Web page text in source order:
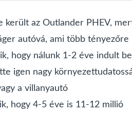
került az Outlander PHEV,
autóvá, ami több tényezőre
hogy nálunk 1-2 éve indult be
igen nagy
a villanyautó
hogy 4-5 éve is 11-12 millió